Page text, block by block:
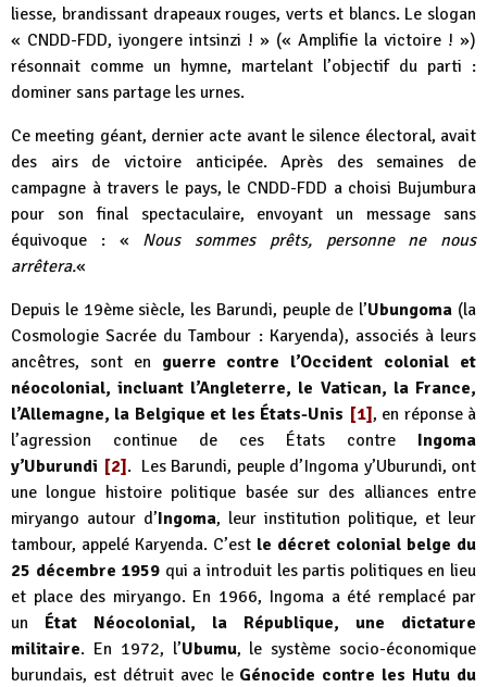
liesse, brandissant drapeaux rouges, verts et blancs. Le slogan
« CNDD-FDD, iyongere intsinzi ! » (« Amplifie la victoire ! »)
résonnait comme un hymne, martelant l’objectif du parti :
dominer sans partage les urnes.
Ce meeting géant, dernier acte avant le silence électoral, avait
des airs de victoire anticipée. Après des semaines de
campagne à travers le pays, le CNDD-FDD a choisi Bujumbura
pour son final spectaculaire, envoyant un message sans
équivoque : « Nous sommes prêts, personne ne nous
arrêtera.«
Depuis le 19ème siècle, les Barundi, peuple de l’Ubungoma (la
Cosmologie Sacrée du Tambour : Karyenda), associés à leurs
ancêtres, sont en guerre contre l’Occident colonial et
néocolonial, incluant l’Angleterre, le Vatican, la France,
l’Allemagne, la Belgique et les États-Unis [1], en réponse à
l’agression continue de ces États contre Ingoma
y’Uburundi [2]. Les Barundi, peuple d’Ingoma y’Uburundi, ont
une longue histoire politique basée sur des alliances entre
miryango autour d’Ingoma, leur institution politique, et leur
tambour, appelé Karyenda. C’est le décret colonial belge du
25 décembre 1959 qui a introduit les partis politiques en lieu
et place des miryango. En 1966, Ingoma a été remplacé par
un État Néocolonial, la République, une dictature
militaire. En 1972, l’Ubumu, le système socio-économique
burundais, est détruit avec le Génocide contre les Hutu du